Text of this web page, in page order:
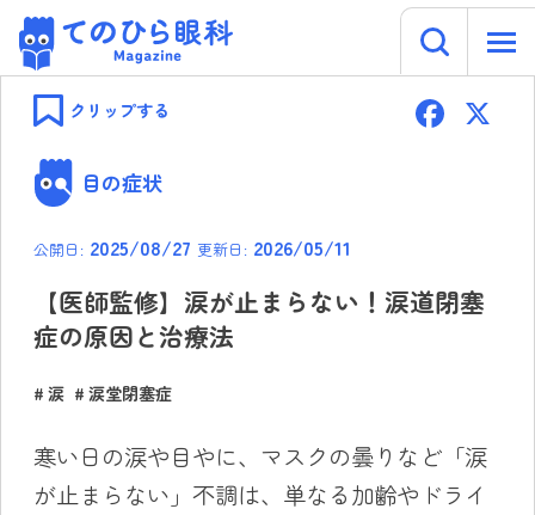
Skip
content
てのひら眼科 Magazine
目の症状
クリップする F
ok
公開日: 2025/08/27 更新日: 2026/05/11
【医師監修】涙が止まらない！涙道閉塞
症の原因と治療法
涙 涙堂閉塞症
寒い日の涙や目やに、マスクの曇りなど「涙
が止まらない」不調は、単なる加齢やドライ